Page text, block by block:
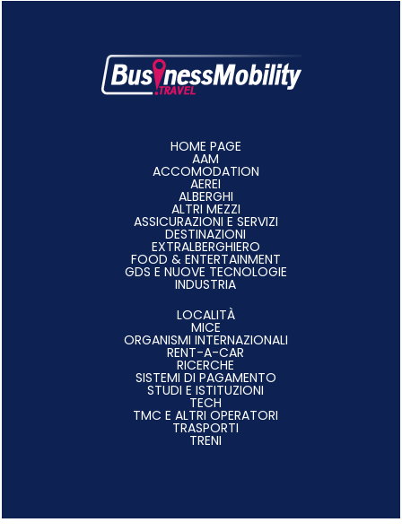
HOME PAGE
AAM
ACCOMODATION
AEREI
ALBERGHI
ALTRI MEZZI
ASSICURAZIONI E SERVIZI
DESTINAZIONI
EXTRALBERGHIERO
FOOD & ENTERTAINMENT
GDS E NUOVE TECNOLOGIE
INDUSTRIA
LOCALITÀ
MICE
ORGANISMI INTERNAZIONALI
RENT-A-CAR
RICERCHE
SISTEMI DI PAGAMENTO
STUDI E ISTITUZIONI
TECH
TMC E ALTRI OPERATORI
TRASPORTI
TRENI